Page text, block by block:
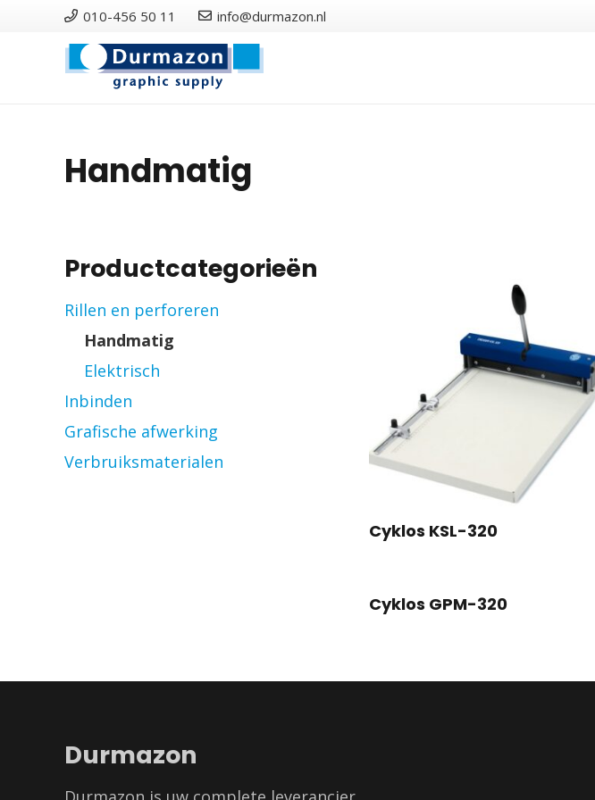
010-456 50 11 info@durmazon.nl
Handmatig
Productcategorieën
Rillen en perforeren
Handmatig
Elektrisch
Inbinden
Grafische afwerking
Verbruiksmaterialen
Cyklos KSL-320
Cyklos GPM-320
Durmazon